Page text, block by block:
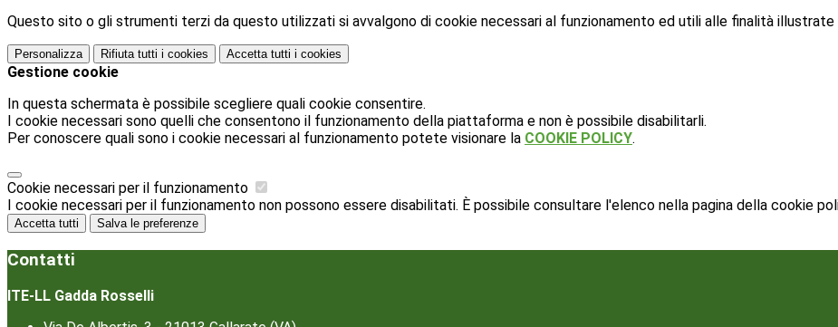
Questo sito o gli strumenti terzi da questo utilizzati si avvalgono di cookie necessari al funzionamento ed utili alle finalità illustrate
Personalizza Rifiuta tutti i cookies Accetta tutti i cookies
Gestione cookie
In questa schermata è possibile scegliere quali cookie consentire.
I cookie necessari sono quelli che consentono il funzionamento della piattaforma e non è possibile disabilitarli.
Per conoscere quali sono i cookie necessari al funzionamento potete visionare la COOKIE POLICY.
Cookie necessari per il funzionamento
I cookie necessari per il funzionamento non possono essere disabilitati. È possibile consultare l'elenco nella pagina della cookie
Accetta tutti Salva le preferenze
Contatti
ITE-LL Gadda Rosselli